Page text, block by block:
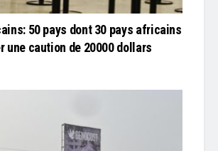
50 pays dont 30 pays africains
une caution de 20000 dollars